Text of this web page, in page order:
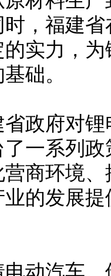
，福建
实力，
础。
政府对
一系列
商环境
的发展
动汽车